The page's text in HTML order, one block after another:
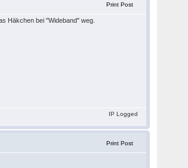
Print Post
Häkchen bei "Wideband" weg.
IP Logged
Print Post